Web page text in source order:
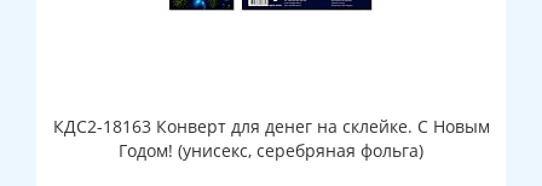
КДС2-18163 Конверт для денег на склейке. С Новым
Годом! (унисекс, серебряная фольга)